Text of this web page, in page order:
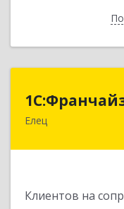
Елец
Клиентов на